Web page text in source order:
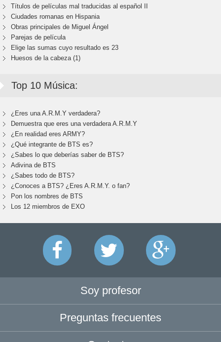
Títulos de películas mal traducidas al español II
Ciudades romanas en Hispania
Obras principales de Miguel Ángel
Parejas de película
Elige las sumas cuyo resultado es 23
Huesos de la cabeza (1)
Top 10 Música:
¿Eres una A.R.M.Y verdadera?
Demuestra que eres una verdadera A.R.M.Y
¿En realidad eres ARMY?
¿Qué integrante de BTS es?
¿Sabes lo que deberías saber de BTS?
Adivina de BTS
¿Sabes todo de BTS?
¿Conoces a BTS? ¿Eres A.R.M.Y. o fan?
Pon los nombres de BTS
Los 12 miembros de EXO
Soy profesor
Preguntas frecuentes